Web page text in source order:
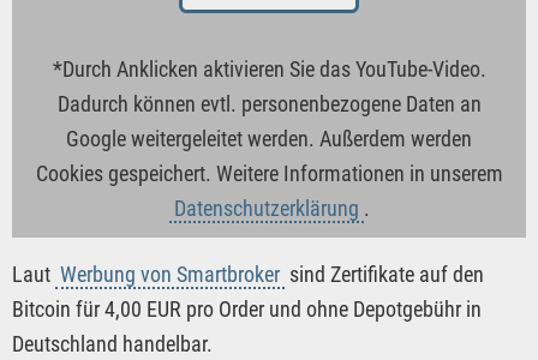
*Durch Anklicken aktivieren Sie das YouTube-Video.
Dadurch können evtl. personenbezogene Daten an
Google weitergeleitet werden. Außerdem werden
Cookies gespeichert. Weitere Informationen in unserem
Datenschutzerklärung .
Laut Werbung von Smartbroker sind Zertifikate auf den
Bitcoin für 4,00 EUR pro Order und ohne Depotgebühr in
Deutschland handelbar.